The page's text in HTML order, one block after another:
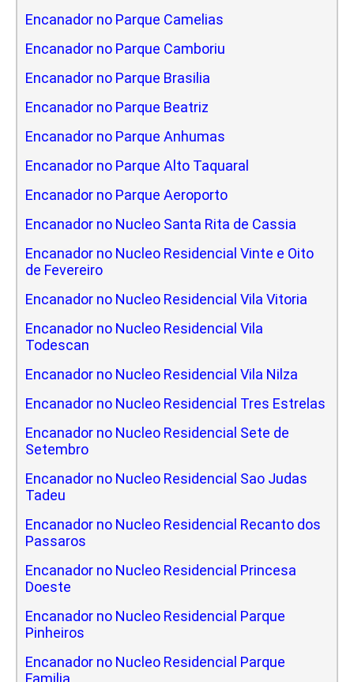
Encanador no Parque Camelias
Encanador no Parque Camboriu
Encanador no Parque Brasilia
Encanador no Parque Beatriz
Encanador no Parque Anhumas
Encanador no Parque Alto Taquaral
Encanador no Parque Aeroporto
Encanador no Nucleo Santa Rita de Cassia
Encanador no Nucleo Residencial Vinte e Oito
de Fevereiro
Encanador no Nucleo Residencial Vila Vitoria
Encanador no Nucleo Residencial Vila
Todescan
Encanador no Nucleo Residencial Vila Nilza
Encanador no Nucleo Residencial Tres Estrelas
Encanador no Nucleo Residencial Sete de
Setembro
Encanador no Nucleo Residencial Sao Judas
Tadeu
Encanador no Nucleo Residencial Recanto dos
Passaros
Encanador no Nucleo Residencial Princesa
Doeste
Encanador no Nucleo Residencial Parque
Pinheiros
Encanador no Nucleo Residencial Parque
Familia